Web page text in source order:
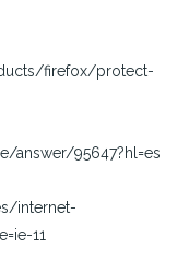
firefox/protect-
answer/95647?hl=es
internet-
11